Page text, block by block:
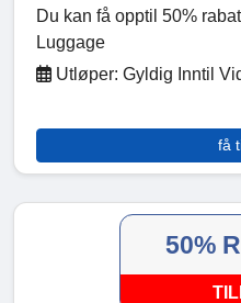
Du kan få opptil 50%
Luggage
Utløper: Gyldig Inntil
få
50%